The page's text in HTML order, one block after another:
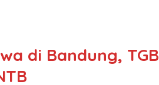
di Bandung, TGB